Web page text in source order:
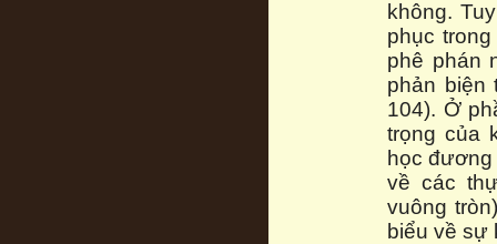
không.
phục
phê phán
phản biện
104). Ở
trọng của
học đương
về các
vuông
biểu về sự